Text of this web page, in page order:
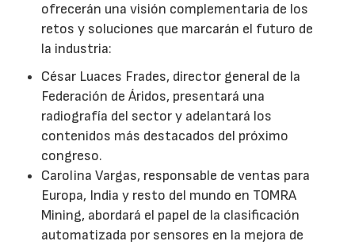
ofrecerán una visión complementaria de los
retos y soluciones que marcarán el futuro de
la industria:
César Luaces Frades, director general de la
Federación de Áridos, presentará una
radiografía del sector y adelantará los
contenidos más destacados del próximo
congreso.
Carolina Vargas, responsable de ventas para
Europa, India y resto del mundo en TOMRA
Mining, abordará el papel de la clasificación
automatizada por sensores en la mejora de